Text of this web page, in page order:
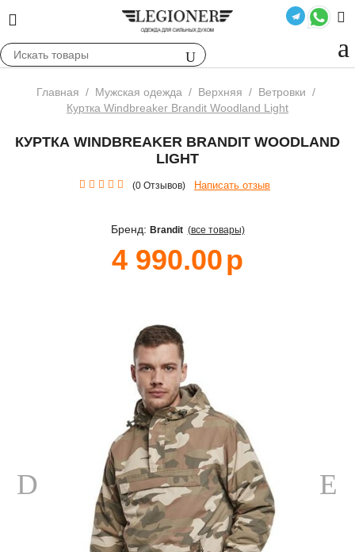
Главная / Мужская одежда / Верхняя / Ветровки /
Куртка Windbreaker Brandit Woodland Light
КУРТКА WINDBREAKER BRANDIT WOODLAND
LIGHT
(0 Отзывов) Написать отзыв
Бренд: Brandit (все товары)
4 990.00р